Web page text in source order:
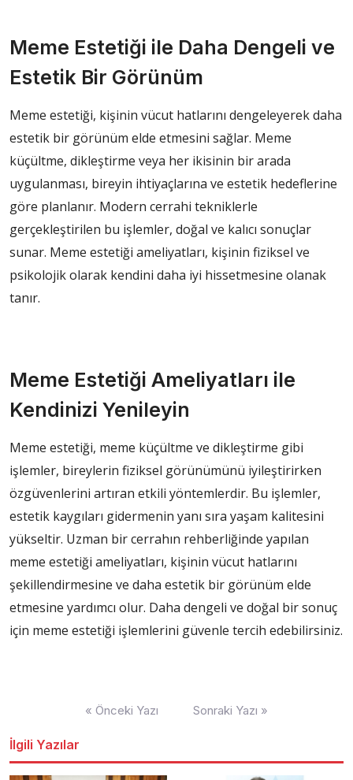
Meme Estetiği ile Daha Dengeli ve
Estetik Bir Görünüm
Meme estetiği, kişinin vücut hatlarını dengeleyerek daha
estetik bir görünüm elde etmesini sağlar. Meme
küçültme, dikleştirme veya her ikisinin bir arada
uygulanması, bireyin ihtiyaçlarına ve estetik hedeflerine
göre planlanır. Modern cerrahi tekniklerle
gerçekleştirilen bu işlemler, doğal ve kalıcı sonuçlar
sunar. Meme estetiği ameliyatları, kişinin fiziksel ve
psikolojik olarak kendini daha iyi hissetmesine olanak
tanır.
Meme Estetiği Ameliyatları ile
Kendinizi Yenileyin
Meme estetiği, meme küçültme ve dikleştirme gibi
işlemler, bireylerin fiziksel görünümünü iyileştirirken
özgüvenlerini artıran etkili yöntemlerdir. Bu işlemler,
estetik kaygıları gidermenin yanı sıra yaşam kalitesini
yükseltir. Uzman bir cerrahın rehberliğinde yapılan
meme estetiği ameliyatları, kişinin vücut hatlarını
şekillendirmesine ve daha estetik bir görünüm elde
etmesine yardımcı olur. Daha dengeli ve doğal bir sonuç
için meme estetiği işlemlerini güvenle tercih edebilirsiniz.
« Önceki Yazı Sonraki Yazı »
İlgili Yazılar